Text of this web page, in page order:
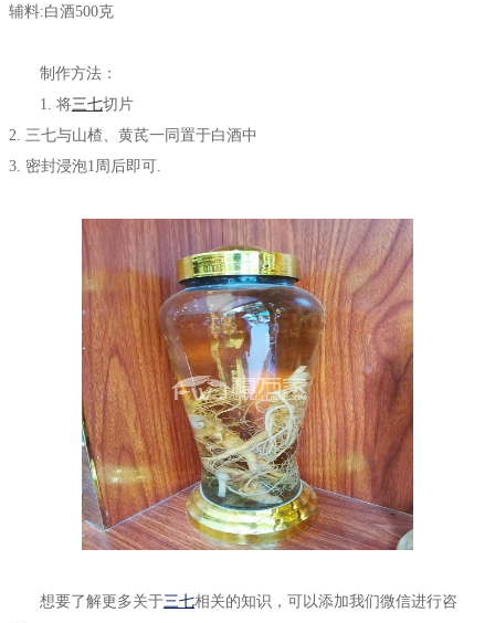
辅料:白酒500克
制作方法：
1. 将三七切片
2. 三七与山楂、黄芪一同置于白酒中
3. 密封浸泡1周后即可.
想要了解更多关于三七相关的知识，可以添加我们微信进行咨